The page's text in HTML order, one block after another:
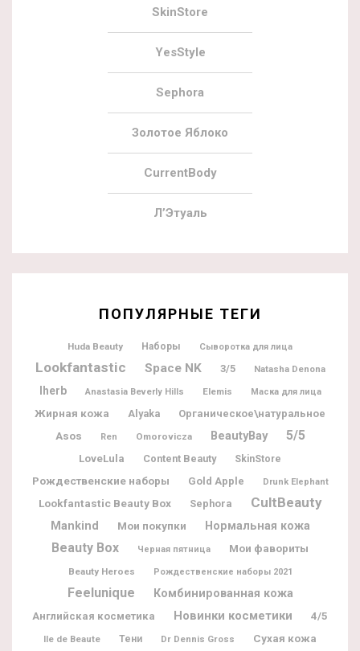
SkinStore
YesStyle
Sephora
Золотое Яблоко
CurrentBody
Л’Этуаль
ПОПУЛЯРНЫЕ ТЕГИ
Huda Beauty Наборы Сыворотка для лица
Lookfantastic Space NK 3/5 Natasha Denona
Iherb Anastasia Beverly Hills Elemis Маска для лица
Жирная кожа Alyaka
Органическое\натуральное
Asos
Ren Omorovicza BeautyBay 5/5
LoveLula Content Beauty SkinStore
Рождественские наборы Gold Apple Drunk Elephant
Lookfantastic Beauty Box Sephora CultBeauty
Mankind Мои покупки Нормальная кожа
Beauty Box Черная пятница Мои фавориты
Beauty Heroes Рождественские наборы 2021
Feelunique Комбинированная кожа
Английская косметика Новинки косметики 4/5
Ile de Beaute Тени Dr Dennis Gross Сухая кожа